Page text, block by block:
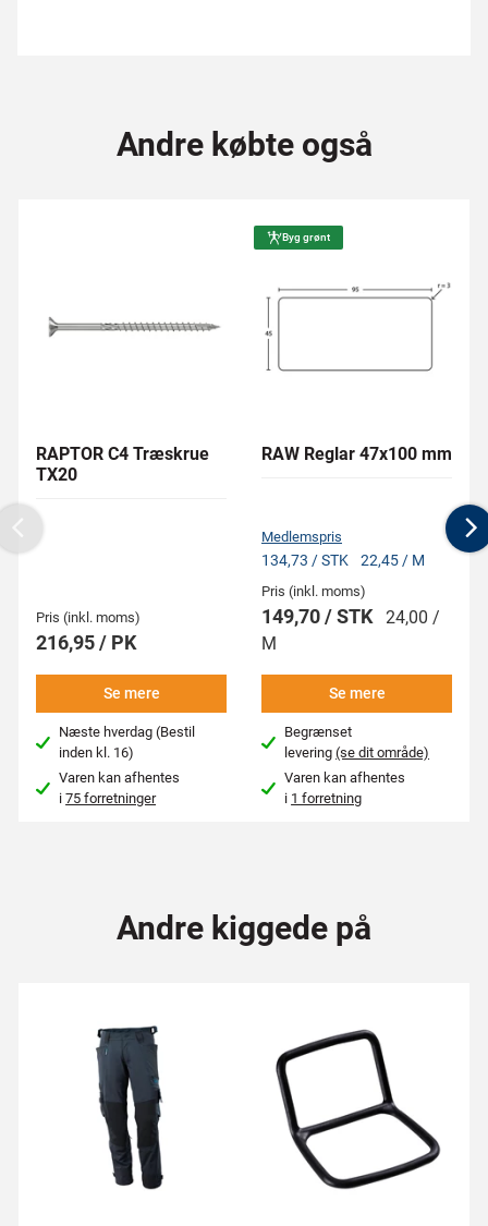
Andre købte også
RAPTOR C4 Træskrue
TX20
Pris (inkl. moms)
216,95 / PK
Se mere
Næste hverdag (Bestil
inden kl. 16)
Varen kan afhentes
i75 forretninger
Byg grønt
RAW Reglar 47x100 mm
Medlemspris
134,73 / STK 22,45 / M
Pris (inkl. moms)
149,70 / STK 24,00 /
M
Se mere
Begrænset
levering(se dit område)
Varen kan afhentes
i 1 forretning
Previous
Andre kiggede på